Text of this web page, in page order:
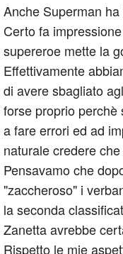
Anche Superman
Certo fa
supereroe mette la
Effettivamente
di avere sbagliato
forse proprio
a fare errori ed ad
naturale credere
Pensavamo che
"zaccheroso" i
la seconda
Zanetta avrebbe
Rispetto le mie